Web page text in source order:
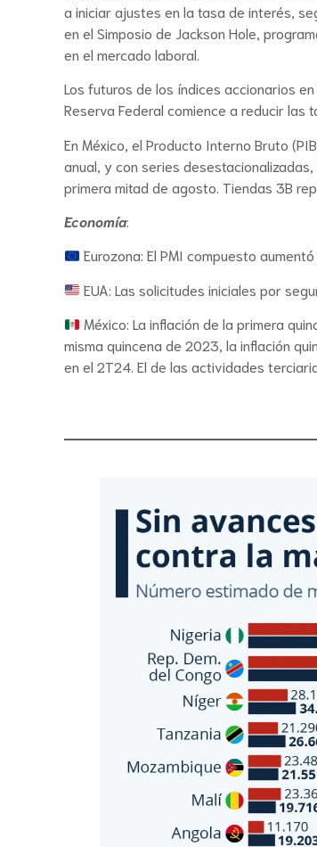
a iniciar ajustes en la tasa de interés,
en el Simposio de Jackson Hole,
en el mercado laboral.
Los futuros de los índices accionarios
Reserva Federal comience a reducir las
En México, el Producto Interno Bruto
anual, y con series
primera mitad de agosto. Tiendas 3B
Economía:
Eurozona: El PMI compuesto
EUA: Las solicitudes iniciales por
México: La inflación de la primera
misma quincena de 2023, la inflación
en el 2T24. El de las actividades